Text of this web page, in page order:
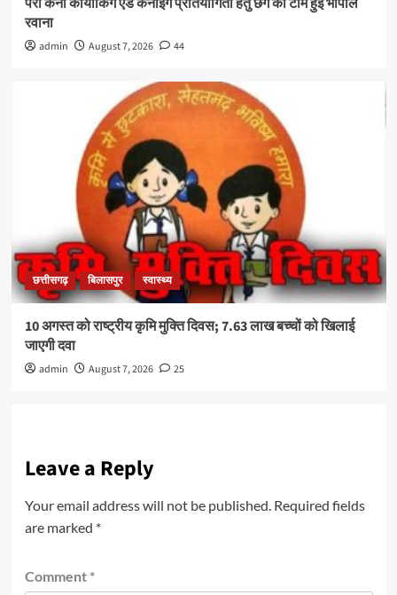
रवाना
admin August 7, 2026 44
छत्तीसगढ़ बिलासपुर स्वास्थ्य
10 अगस्त को राष्ट्रीय कृमि मुक्ति दिवस; 7.63 लाख बच्चों को खिलाई
जाएगी दवा
admin August 7, 2026 25
Leave a Reply
Your email address will not be published. Required fields
are marked *
Comment *